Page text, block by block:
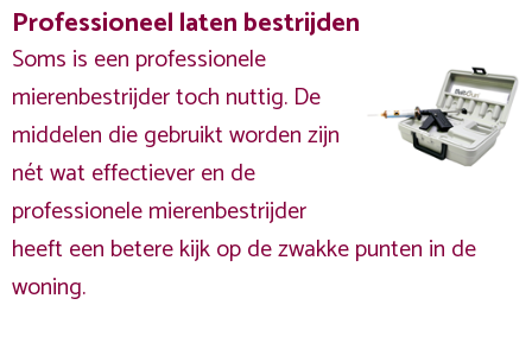
Professioneel laten bestrijden
Soms is een professionele
mierenbestrijder toch nuttig. De
middelen die gebruikt worden zijn
nét wat effectiever en de
professionele mierenbestrijder
heeft een betere kijk op de zwakke punten in de
woning.